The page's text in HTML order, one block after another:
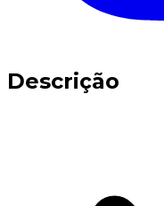
Descrição